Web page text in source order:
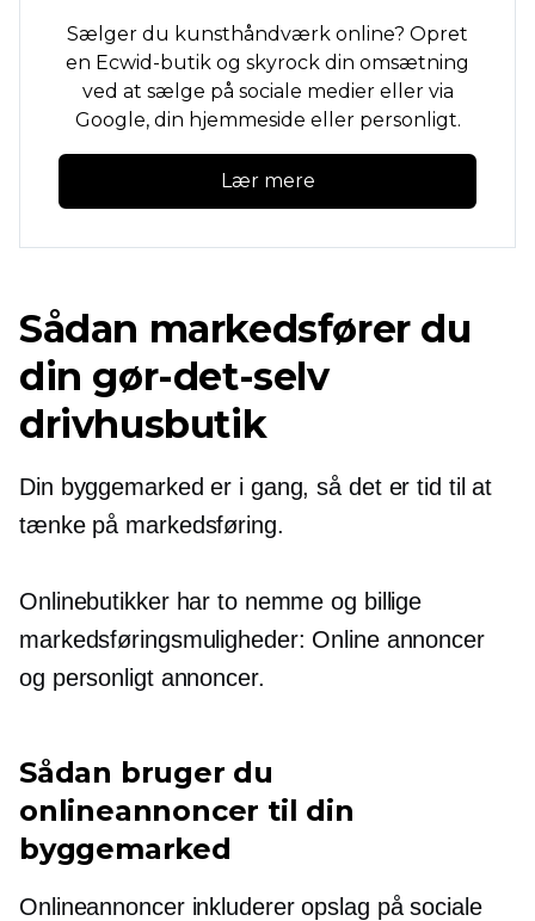
Sælger du kunsthåndværk online? Opret
en Ecwid-butik og skyrock din omsætning
ved at sælge på sociale medier eller via
Google, din hjemmeside eller personligt.
Lær mere
Sådan markedsfører du
din gør-det-selv
drivhusbutik
Din byggemarked er i gang, så det er tid til at
tænke på markedsføring.
Onlinebutikker har to nemme og billige
markedsføringsmuligheder: Online annoncer
og personligtannoncer.
Sådan bruger du
onlineannoncer til din
byggemarked
Onlineannoncer inkluderer opslag på sociale